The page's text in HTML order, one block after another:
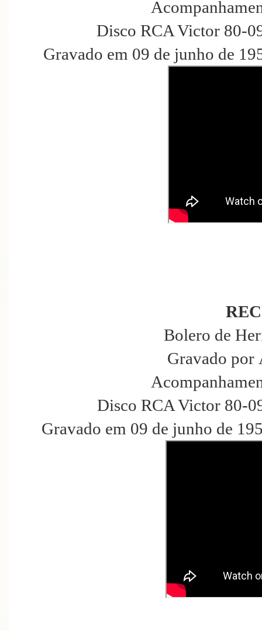
Disco RCA Victor 80-
Gravado em 09 de junho de
Bolero de
Gravado por
Disco RCA Victor 80-
Gravado em 09 de junho de